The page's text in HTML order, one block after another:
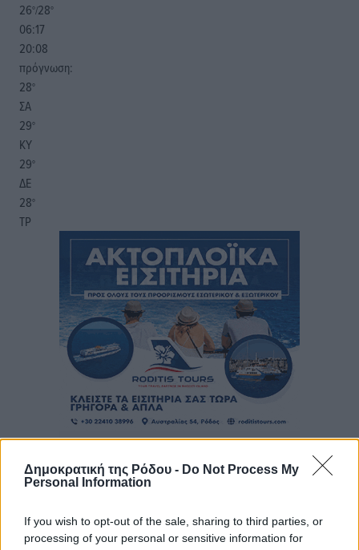
Δημοκρατική της Ρόδου - Do Not Process My
Personal Information
If you wish to opt-out of the sale, sharing to third parties, or
processing of your personal or sensitive information for
26°/28°
06:17
20:08
πρόγνωση:
28°
ΣΑ
29°
ΚΥ
29°
ΔΕ
28°
ΤΡ